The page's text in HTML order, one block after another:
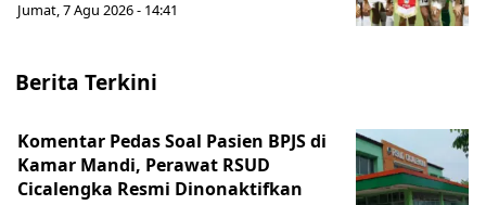
Jumat, 7 Agu 2026 - 14:41
Berita Terkini
Komentar Pedas Soal Pasien BPJS di
Kamar Mandi, Perawat RSUD
Cicalengka Resmi Dinonaktifkan